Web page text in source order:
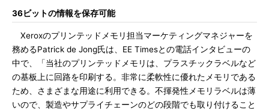
36ビットの情報を保存可能
Xeroxのプリンテッドメモリ担当マーケティングマネジャーを
務めるPatrick de Jong氏は、EE Timesとの電話インタビューの
中で、「当社のプリンテッドメモリは、プラスチックラベルなど
の基板上に回路を印刷する。非常に柔軟性に優れたメモリである
ため、さまざまな用途に利用できる。不揮発性メモリラベルは薄
いので、製造やサプライチェーンのどの段階でも取り付けること